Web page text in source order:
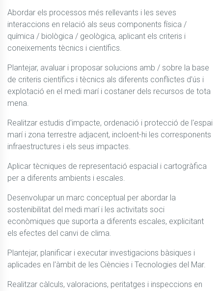
Abordar els processos més rellevants i les seves
interaccions en relació als seus components física /
química / biològica / geològica, aplicant els criteris i
coneixements tècnics i científics.
Plantejar, avaluar i proposar solucions amb / sobre la base
de criteris científics i tècnics als diferents conflictes d'ús i
explotació en el medi marí i costaner dels recursos de tota
mena.
Realitzar estudis d'impacte, ordenació i protecció de l'espai
marí i zona terrestre adjacent, incloent-hi les corresponents
infraestructures i els seus impactes.
Aplicar tècniques de representació espacial i cartogràfica
per a diferents ambients i escales.
Desenvolupar un marc conceptual per abordar la
sostenibilitat del medi marí i les activitats soci
econòmiques que suporta a diferents escales, explicitant
els efectes del canvi de clima.
Plantejar, planificar i executar investigacions bàsiques i
aplicades en l'àmbit de les Ciències i Tecnologies del Mar.
Realitzar càlculs, valoracions, peritatges i inspeccions en